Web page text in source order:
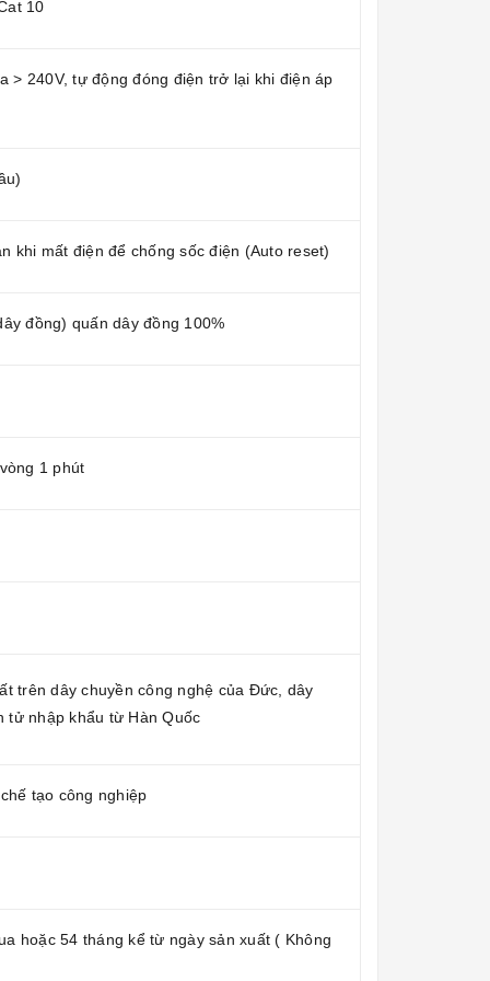
10
> 240V, tự động đóng điện trở lại khi điện áp
khi mất điện để chống sốc điện (Auto reset)
đồng) quấn dây đồng 100%
1 phút
trên dây chuyền công nghệ của Đức, dây
tử nhập khẩu từ Hàn Quốc
tạo công nghiệp
hoặc 54 tháng kể từ ngày sản xuất ( Không